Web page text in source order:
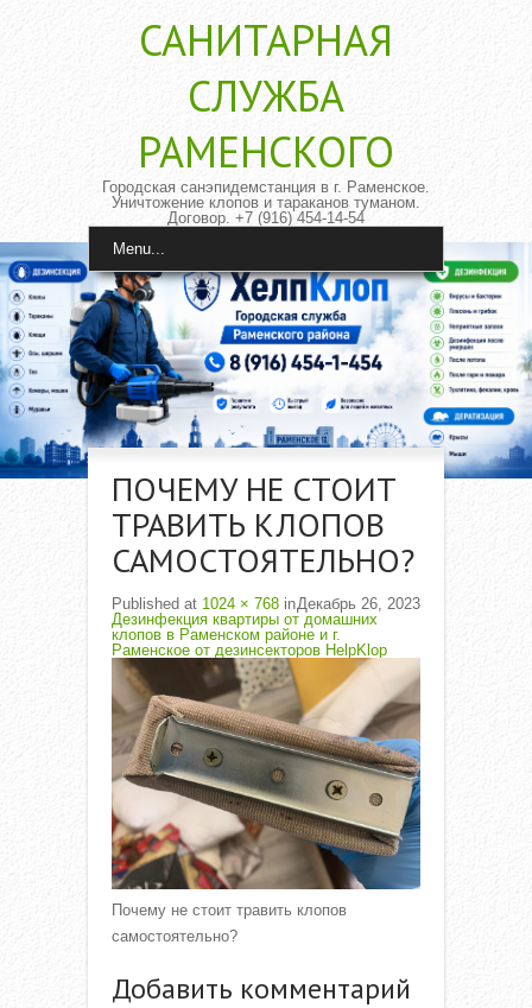
САНИТАРНАЯ
CЛУЖБА
РАМЕНСКОГО
Городская санэпидемстанция в г. Раменское.
Уничтожение клопов и тараканов туманом.
Договор. +7 (916) 454-14-54
Menu...
ПОЧЕМУ НЕ СТОИТ
ТРАВИТЬ КЛОПОВ
САМОСТОЯТЕЛЬНО?
Published Декабрь 26, 2023
at 1024 × 768 in
Дезинфекция квартиры от домашних
клопов в Раменском районе и г.
Раменское от дезинсекторов HelpKlop
Почему не стоит травить клопов
самостоятельно?
Добавить комментарий